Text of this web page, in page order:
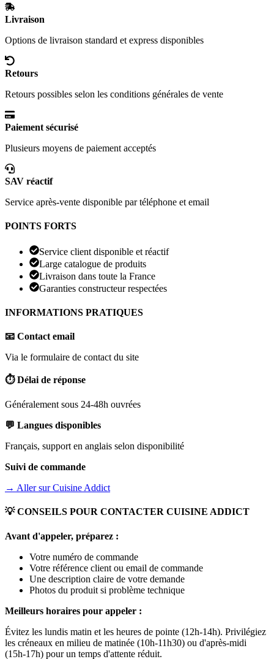
Livraison
Options de livraison standard et express disponibles
Retours
Retours possibles selon les conditions générales de vente
Paiement sécurisé
Plusieurs moyens de paiement acceptés
SAV réactif
Service après-vente disponible par téléphone et email
POINTS FORTS
Service client disponible et réactif
Large catalogue de produits
Livraison dans toute la France
Garanties constructeur respectées
INFORMATIONS PRATIQUES
📧 Contact email
Via le formulaire de contact du site
⏱️ Délai de réponse
Généralement sous 24-48h ouvrées
💬 Langues disponibles
Français, support en anglais selon disponibilité
Suivi de commande
→ Aller surCuisine Addict
💡 CONSEILS POUR CONTACTER CUISINE ADDICT
Avant d'appeler, préparez :
Votre numéro de commande
Votre référence client ou email de commande
Une description claire de votre demande
Photos du produit si problème technique
Meilleurs horaires pour appeler :
Évitez les lundis matin et les heures de pointe (12h-14h). Privilégiez
les créneaux en milieu de matinée (10h-11h30) ou d'après-midi
(15h-17h) pour un temps d'attente réduit.